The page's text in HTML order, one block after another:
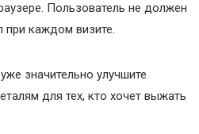
Пользователь не должен
при каждом визите.
значительно улучшите
для тех, кто хочет выжать